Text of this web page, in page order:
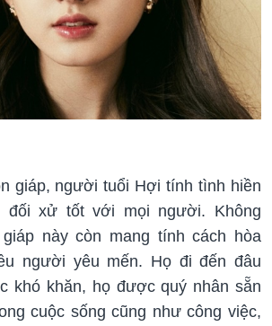
giáp, người tuổi Hợi tính tình hiền
đối xử tốt với mọi người. Không
này còn mang tính cách hòa
người yêu mến. Họ đi đến đâu
khó khăn, họ được quý nhân sẵn
cuộc sống cũng như công việc,